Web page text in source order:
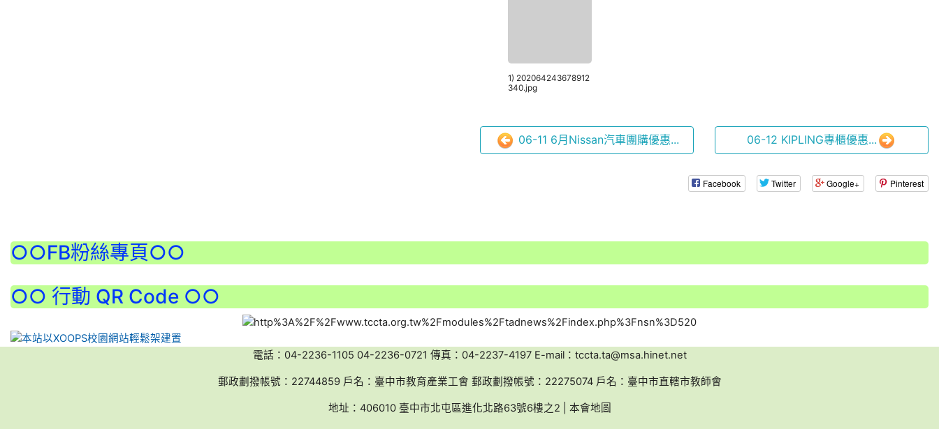
1) 202064243678912
340.jpg
06-11 6月Nissan汽車團購優惠... 06-12 KIPLING專櫃優惠...
Facebook Twitter Google+ Pinterest
○○FB粉絲專頁○○
○○ 行動 QR Code ○○
電話：04-2236-1105 04-2236-0721 傳真：04-2237-4197 E-mail：tccta.ta@msa.hinet.net
郵政劃撥帳號：22744859 戶名：臺中市教育產業工會 郵政劃撥帳號：22275074 戶名：臺中市直轄市教師會
地址：406010 臺中市北屯區進化北路63號6樓之2 | 本會地圖